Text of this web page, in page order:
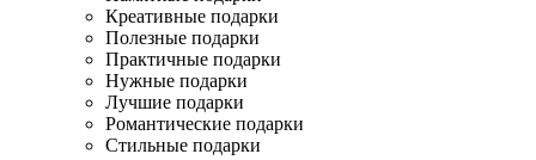
Креативные подарки
Полезные подарки
Практичные подарки
Нужные подарки
Лучшие подарки
Романтические подарки
Стильные подарки